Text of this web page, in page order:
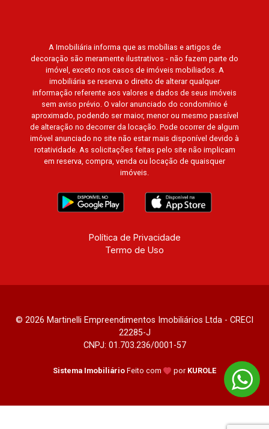
A Imobiliária informa que as mobílias e artigos de
decoração são meramente ilustrativos - não fazem parte do
imóvel, exceto nos casos de imóveis mobiliados. A
imobiliária se reserva o direito de alterar qualquer
informação referente aos valores e dados de seus imóveis
sem aviso prévio. O valor anunciado do condomínio é
aproximado, podendo ser maior, menor ou mesmo passível
de alteração no decorrer da locação. Pode ocorrer de algum
imóvel anunciado no site não estar mais disponível devido à
rotatividade. As solicitações feitas pelo site não implicam
em reserva, compra, venda ou locação de quaisquer
imóveis.
Política de Privacidade
Termo de Uso
© 2026 Martinelli Empreendimentos Imobiliários Ltda - CRECI
22285-J
CNPJ: 01.703.236/0001-57
Sistema Imobiliário Feito com por KUROLE